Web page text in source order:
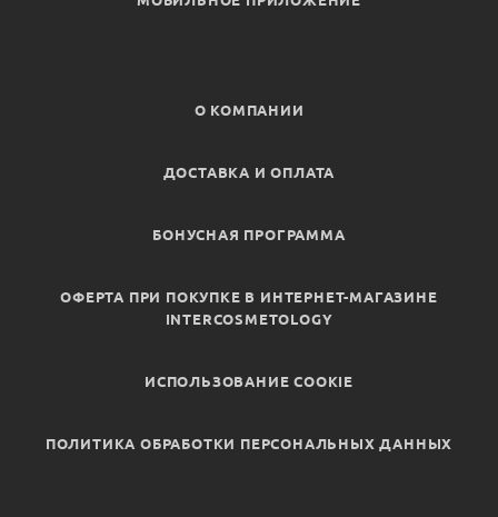
О КОМПАНИИ
ДОСТАВКА И ОПЛАТА
БОНУСНАЯ ПРОГРАММА
ОФЕРТА ПРИ ПОКУПКЕ В ИНТЕРНЕТ-МАГАЗИНЕ
INTERCOSMETOLOGY
ИСПОЛЬЗОВАНИЕ COOKIE
ПОЛИТИКА ОБРАБОТКИ ПЕРСОНАЛЬНЫХ ДАННЫХ